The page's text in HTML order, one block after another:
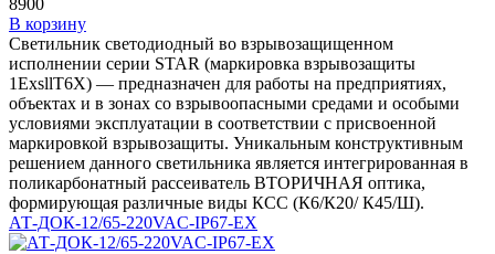
8900
В корзину
Светильник светодиодный во взрывозащищенном
исполнении серии STAR (маркировка взрывозащиты
1ЕхsllT6X) — предназначен для работы на предприятиях,
объектах и в зонах со взрывоопасными средами и особыми
условиями эксплуатации в соответствии с присвоенной
маркировкой взрывозащиты. Уникальным конструктивным
решением данного светильника является интегрированная в
поликарбонатный рассеиватель ВТОРИЧНАЯ оптика,
формирующая различные виды КСС (К6/К20/ К45/Ш).
АТ-ДОК-12/65-220VAC-IP67-EX